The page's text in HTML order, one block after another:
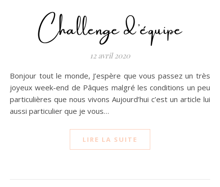
Challenge d’équipe
12 avril 2020
Bonjour tout le monde, J’espère que vous passez un très
joyeux week-end de Pâques malgré les conditions un peu
particulières que nous vivons Aujourd’hui c’est un article lui
aussi particulier que je vous…
LIRE LA SUITE